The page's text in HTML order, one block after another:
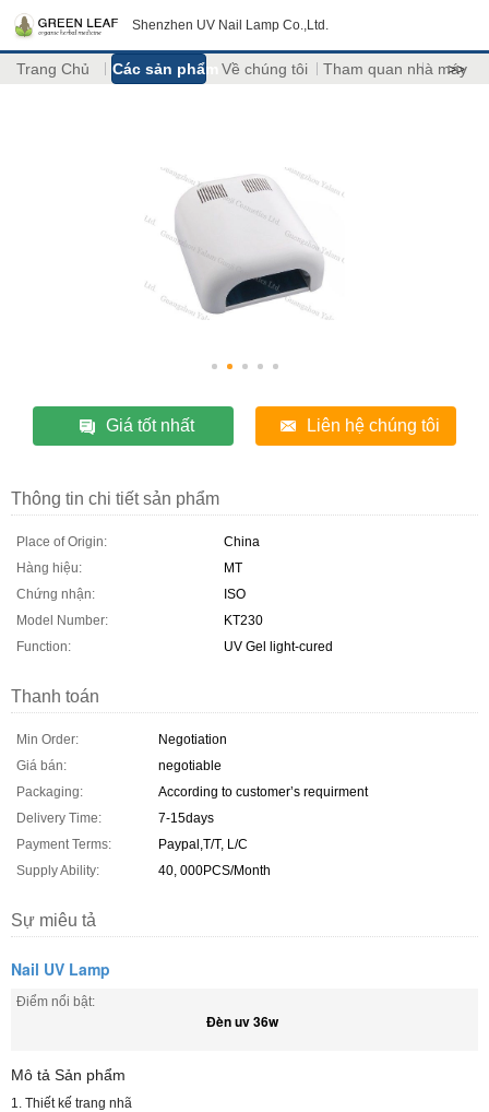
Shenzhen UV Nail Lamp Co.,Ltd.
Trang Chủ Các sản phẩm Về chúng tôi Tham quan nhà máy
>>
Giá tốt nhất Liên hệ chúng tôi
Thông tin chi tiết sản phẩm
Place of Origin:
China
Hàng hiệu:
MT
Chứng nhận:
ISO
Model Number:
KT230
Function:
UV Gel light-cured
Thanh toán
Min Order:
Negotiation
Giá bán:
negotiable
Packaging:
According to customer’s requirment
Delivery Time:
7-15days
Payment Terms:
Paypal,T/T, L/C
Supply Ability:
40, 000PCS/Month
Sự miêu tả
Nail UV Lamp
Điểm nổi bật:
Đèn uv 36w
Mô tả Sản phẩm
1. Thiết kế trang nhã